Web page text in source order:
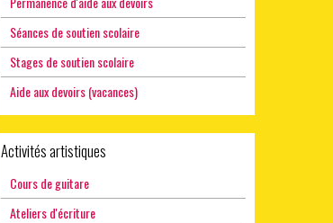
Séances de soutien scolaire
Stages de soutien scolaire
Aide aux devoirs (vacances)
Activités artistiques
Cours de guitare
Ateliers d'écriture